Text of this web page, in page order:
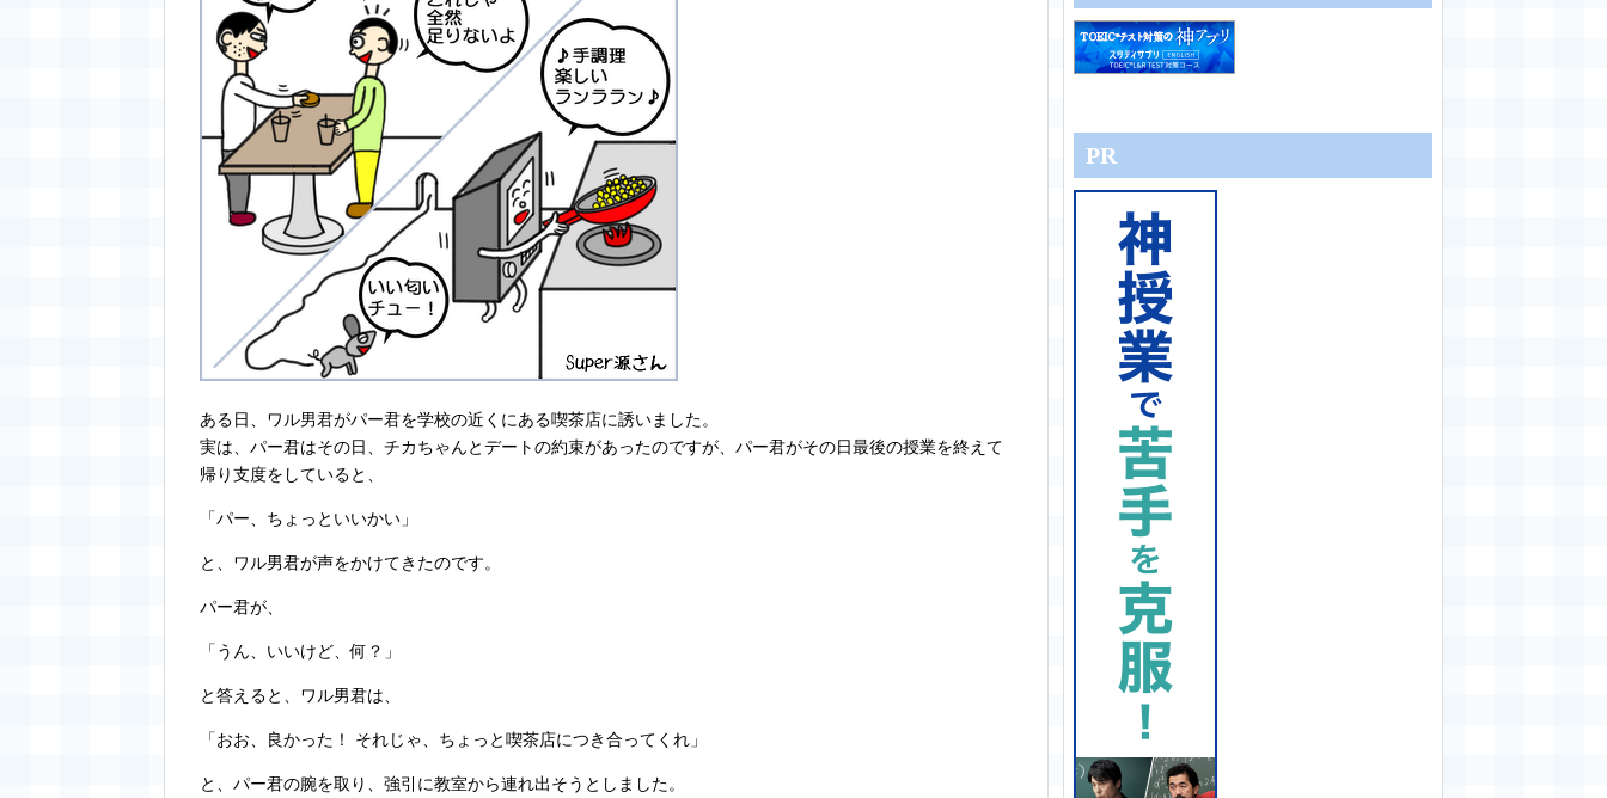
ある日、ワル男君がパー君を学校の近くにある喫茶店に誘いました。
実は、パー君はその日、チカちゃんとデートの約束があったのですが、パー君がその日最後の授業を終えて
帰り支度をしていると、
「パー、ちょっといいかい」
と、ワル男君が声をかけてきたのです。
パー君が、
「うん、いいけど、何？」
と答えると、ワル男君は、
「おお、良かった！ それじゃ、ちょっと喫茶店につき合ってくれ」
と、パー君の腕を取り、強引に教室から連れ出そうとしました。
PR